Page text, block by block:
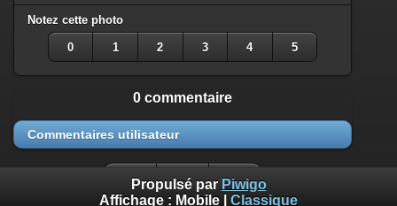
Notez cette photo
0 1 2 3 4 5
0 commentaire
Commentaires utilisateur
Propulsé par Piwigo
Affichage : Mobile Classique